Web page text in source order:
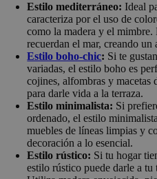
Estilo mediterráneo: Ideal
caracteriza por el uso de
como la madera y el
recuerdan el mar, creando un
Estilo boho-chic: Si te
variadas, el estilo boho es
cojines, alfombras y macetas
para darle vida a la terraza.
Estilo minimalista: Si
ordenado, el estilo
muebles de líneas limpias y
decoración a lo esencial.
Estilo rústico: Si tu hogar
estilo rústico puede darle a